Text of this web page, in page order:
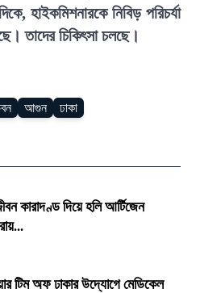
হাইকমিশনারকে নিবিড় পরিচর্যা
তাদের চিকিৎসা চলছে।
আগুন ঢাকা
কারাদণ্ড দিয়ে হলি আর্টিজেন
টিম অফ ঢাকার উদ্যোগে মেডিকেল